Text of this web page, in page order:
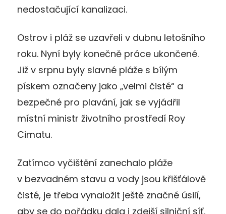
nedostačující kanalizaci.
Ostrov i pláž se uzavřeli v dubnu letošního
roku. Nyní byly konečně práce ukončené.
Již v srpnu byly slavné pláže s bílým
pískem označeny jako „velmi čisté“ a
bezpečné pro plavání, jak se vyjádřil
místní ministr životního prostředí Roy
Cimatu.
Zatímco vyčištění zanechalo pláže
v bezvadném stavu a vody jsou křišťálově
čisté, je třeba vynaložit ještě značné úsilí,
aby se do pořádku dala i zdejší silniční síť.